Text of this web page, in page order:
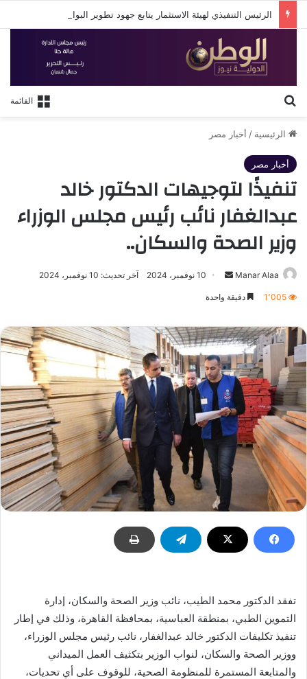
القائمة
الرئيسية / أخبار مصر
أخبار مصر
تنفيذًا لتوجيهات الدكتور خالد
عبدالغفار نائب رئيس مجلس الوزراء
وزير الصحة والسكان..
Manar Alaa
أرسل 10 نوفمبر، 2024 آخر تحديث: 10 نوفمبر، 2024
1٬005 دقيقة واحدة
تفقد الدكتور محمد الطيب، نائب وزير الصحة والسكان، إدارة
التموين الطبي، بمنطقة العباسية، بمحافظة القاهرة، وذلك في إطار
تنفيذ تكليفات الدكتور خالد عبدالغفار، نائب رئيس مجلس الوزراء،
ووزير الصحة والسكان، لنواب الوزير بتكثيف العمل الميداني
والمتابعة المستمرة للمنظومة الصحية، للوقوف على أي تحديات،